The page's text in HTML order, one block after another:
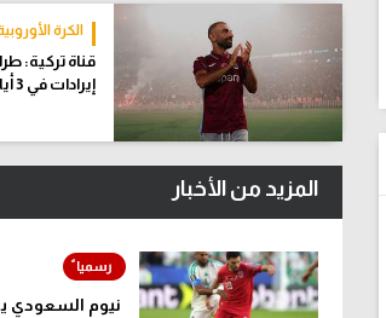
الكرة
إيرادات في 3 أيام
المزيد من الأخبار
نيوم السعودي